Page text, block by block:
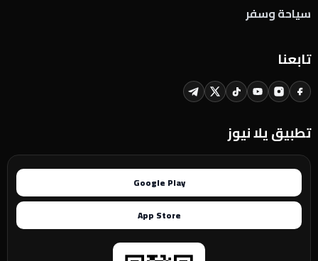
سياحة وسفر
تابعنا
تطبيق يلا نيوز
Google Play
App Store